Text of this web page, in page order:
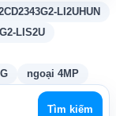
LI2UHUN
LIS2U
ngoại 4MP
Tìm kiếm